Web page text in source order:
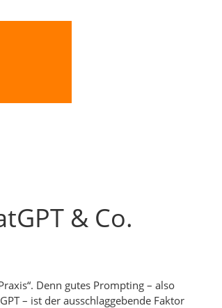
& Co.
Denn gutes Prompting – also
– ist der ausschlaggebende Faktor